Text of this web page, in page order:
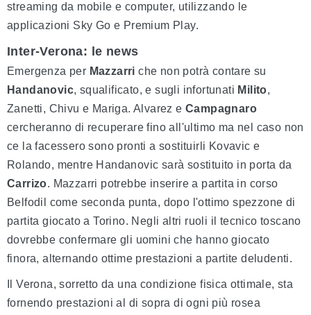
streaming da mobile e computer, utilizzando le
applicazioni Sky Go e Premium Play.
Inter-Verona: le news
Emergenza per Mazzarri che non potrà contare su
Handanovic, squalificato, e sugli infortunati Milito,
Zanetti, Chivu e Mariga. Alvarez e Campagnaro
cercheranno di recuperare fino all'ultimo ma nel caso non
ce la facessero sono pronti a sostituirli Kovavic e
Rolando, mentre Handanovic sarà sostituito in porta da
Carrizo. Mazzarri potrebbe inserire a partita in corso
Belfodil come seconda punta, dopo l'ottimo spezzone di
partita giocato a Torino. Negli altri ruoli il tecnico toscano
dovrebbe confermare gli uomini che hanno giocato
finora, alternando ottime prestazioni a partite deludenti.
Il Verona, sorretto da una condizione fisica ottimale, sta
fornendo prestazioni al di sopra di ogni più rosea